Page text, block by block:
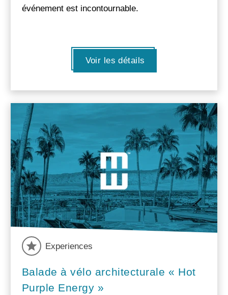
événement est incontournable.
Voir les détails
Experiences
Balade à vélo architecturale « Hot
Purple Energy »